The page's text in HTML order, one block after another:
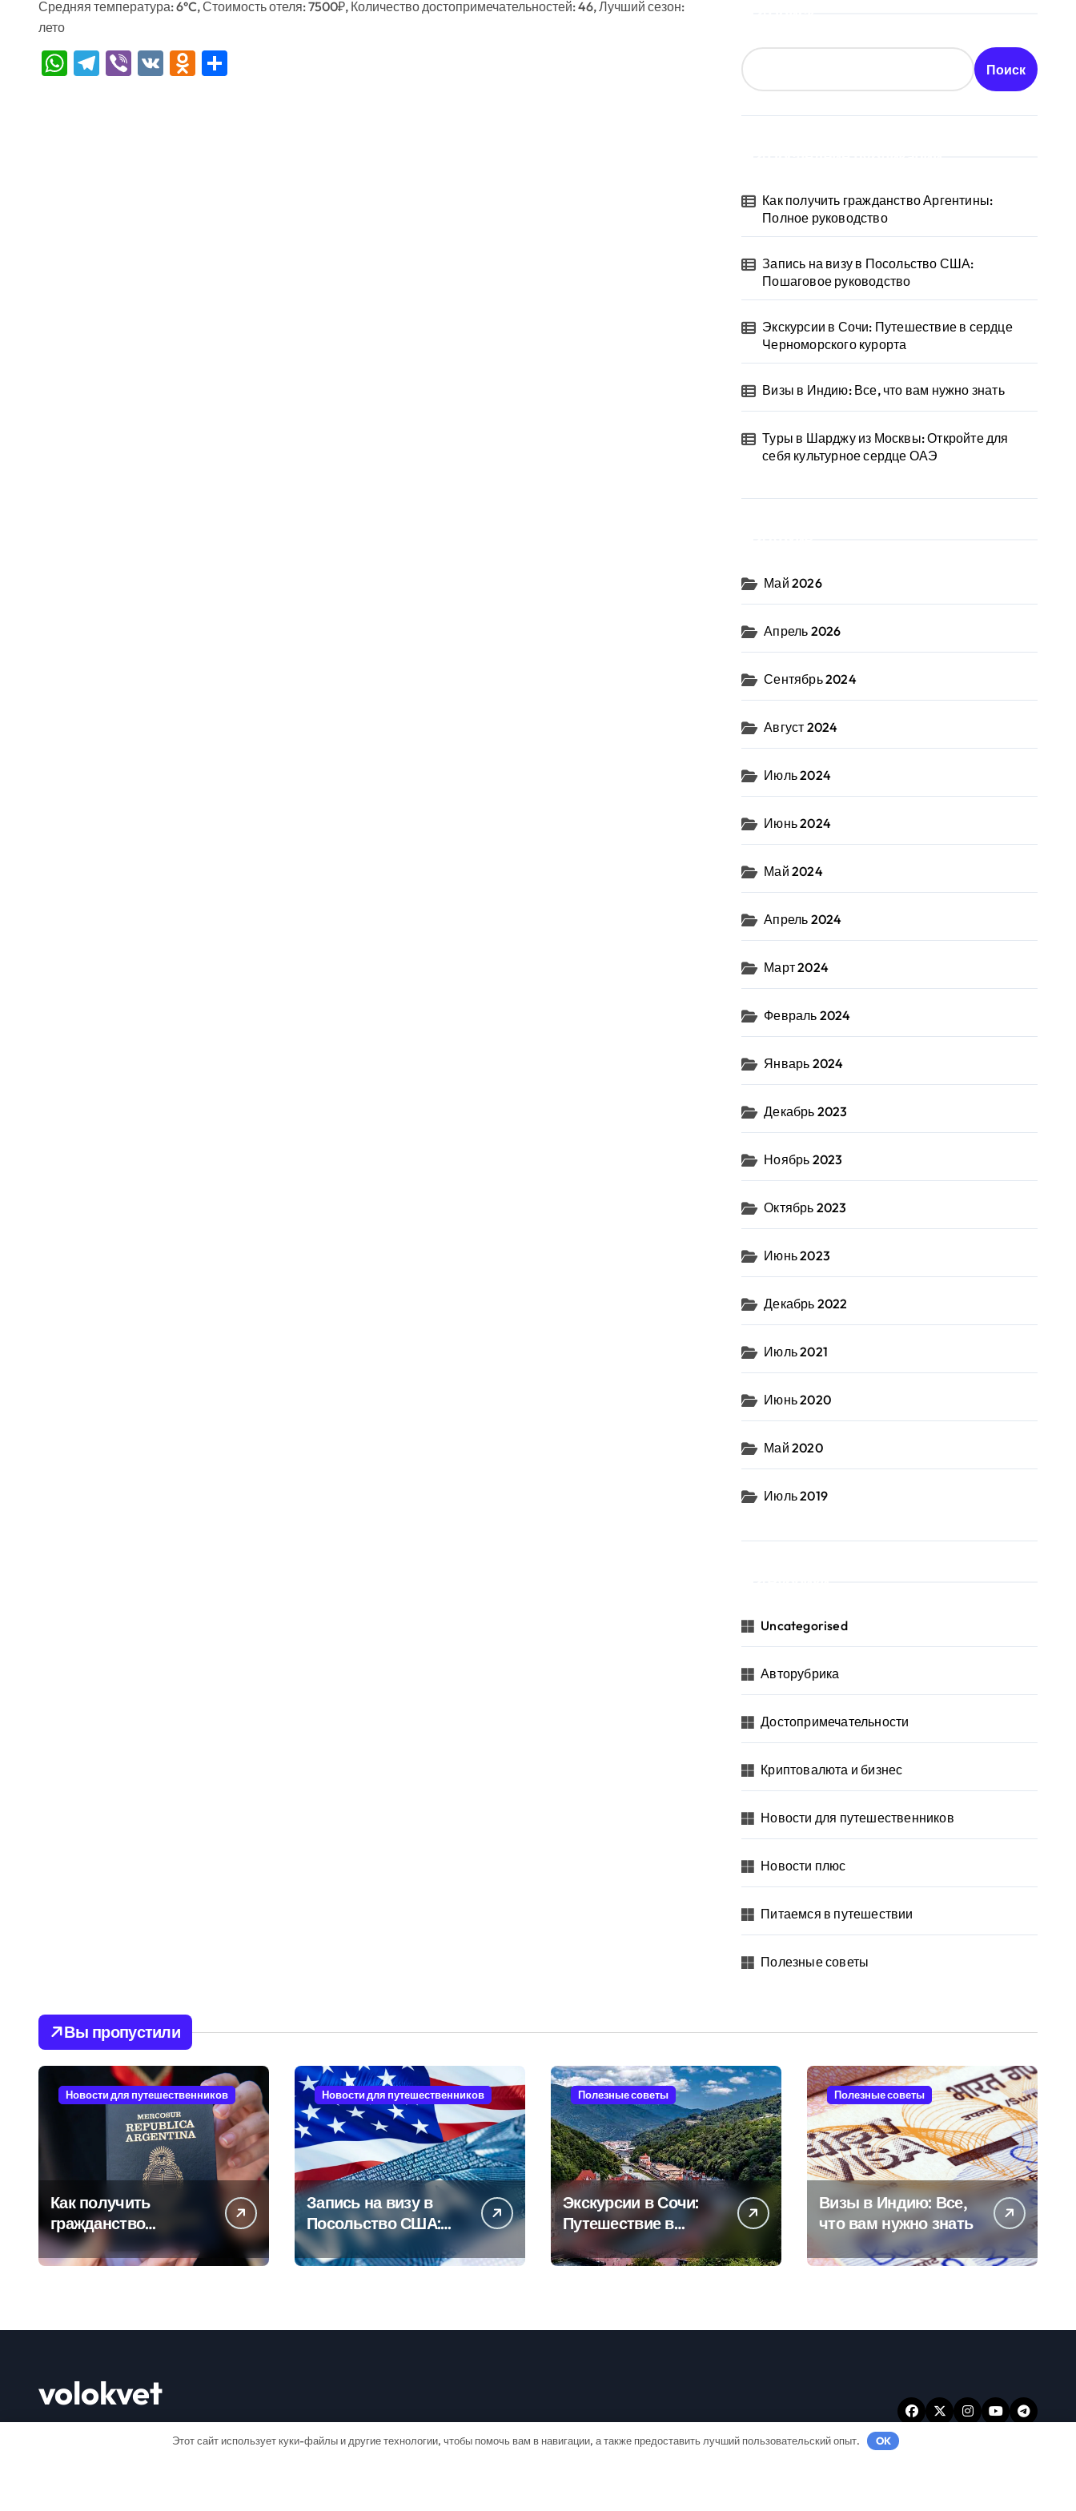
Средняя температура: 6°C, Стоимость отеля: 7500₽, Количество достопримечательностей: 46, Лучший сезон:
лето
WhatsApp
Telegram
Viber
VK Odnoklassniki Поиск
Как получить гражданство Аргентины:
Полное руководство
Запись на визу в Посольство США:
Пошаговое руководство
Экскурсии в Сочи: Путешествие в сердце
Черноморского курорта
Визы в Индию: Все, что вам нужно знать
Туры в Шарджу из Москвы: Откройте для
себя культурное сердце ОАЭ
Май 2026
Апрель 2026
Сентябрь 2024
Август 2024
Июль 2024
Июнь 2024
Май 2024
Апрель 2024
Март 2024
Февраль 2024
Январь 2024
Декабрь 2023
Ноябрь 2023
Октябрь 2023
Июнь 2023
Декабрь 2022
Июль 2021
Июнь 2020
Май 2020
Июль 2019
Uncategorised
Авторубрика
Достопримечательности
Криптовалюта и бизнес
Новости для путешественников
Новости плюс
Питаемся в путешествии
Полезные советы
Вы пропустили
Новости для путешественников
Как получить
гражданство
Аргентины: Полное
руководство
Новости для путешественников
Запись на визу в
Посольство США:
Пошаговое
руководство
Полезные советы
Экскурсии в Сочи:
Путешествие в
сердце
Черноморского
Полезные советы
Визы в Индию: Все,
что вам нужно знать
volokvet
Этот сайт использует куки-файлы и другие технологии, чтобы помочь вам в навигации, а также предоставить лучший пользовательский опыт. OK